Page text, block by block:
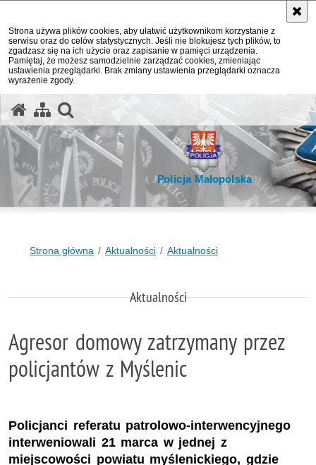
Strona używa plików cookies, aby ułatwić użytkownikom korzystanie z
serwisu oraz do celów statystycznych. Jeśli nie blokujesz tych plików, to
zgadzasz się na ich użycie oraz zapisanie w pamięci urządzenia.
Pamiętaj, że możesz samodzielnie zarządzać cookies, zmieniając
ustawienia przeglądarki. Brak zmiany ustawienia przeglądarki oznacza
wyrażenie zgody.
Policja Małopolska
Strona główna Aktualności Aktualności
Aktualności
Agresor domowy zatrzymany przez
policjantów z Myślenic
Policjanci referatu patrolowo-interwencyjnego
interweniowali 21 marca w jednej z
miejscowości powiatu myślenickiego, gdzie